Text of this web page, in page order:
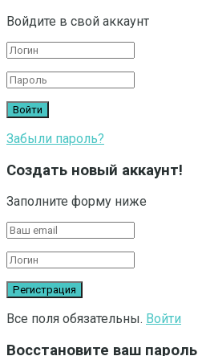
Войдите в свой аккаунт
Забыли пароль?
Создать новый аккаунт!
Заполните форму ниже
Все поля обязательны. Войти
Восстановите ваш пароль